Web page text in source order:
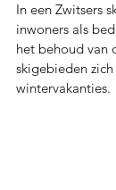
In een Zwitsers
inwoners als
het behoud van
skigebieden
wintervakanties.